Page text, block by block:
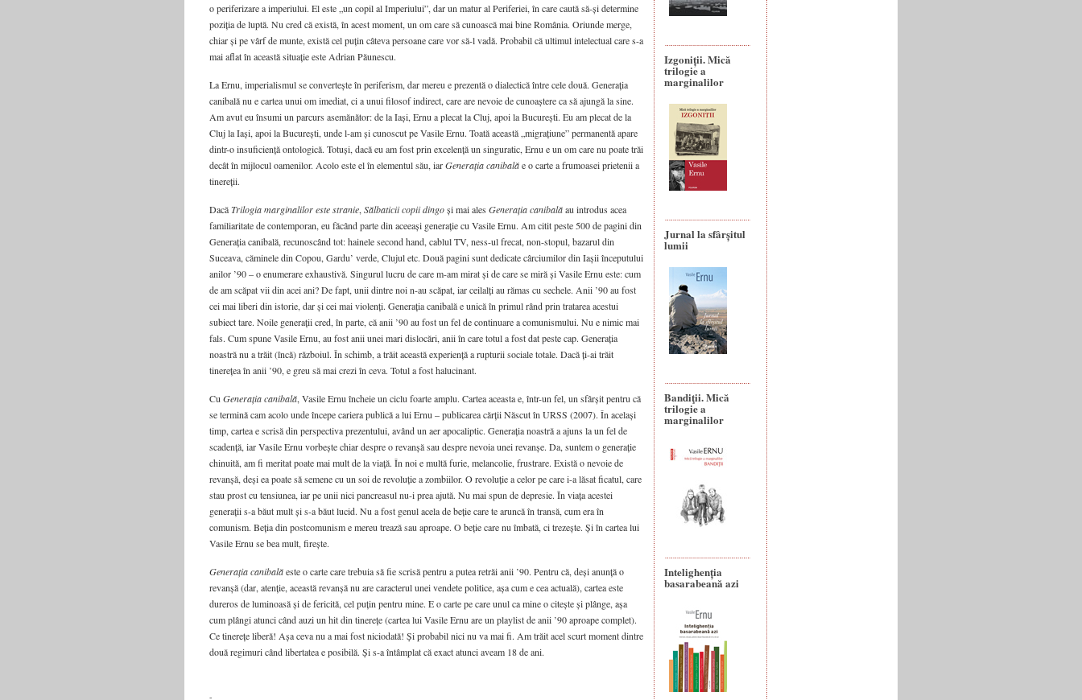
o periferizare a imperiului. El este „un copil al Imperiului”, dar un matur al Periferiei, în care caută să-și determine
poziția de luptă. Nu cred că există, în acest moment, un om care să cunoască mai bine România. Oriunde merge,
chiar și pe vârf de munte, există cel puțin câteva persoane care vor să-l vadă. Probabil că ultimul intelectual care s-a
mai aflat în această situație este Adrian Păunescu.
La Ernu, imperialismul se convertește în periferism, dar mereu e prezentă o dialectică între cele două. Generația
canibală nu e cartea unui om imediat, ci a unui filosof indirect, care are nevoie de cunoaștere ca să ajungă la sine.
Am avut eu însumi un parcurs asemănător: de la Iași, Ernu a plecat la Cluj, apoi la București. Eu am plecat de la
Cluj la Iași, apoi la București, unde l-am și cunoscut pe Vasile Ernu. Toată această „migrațiune” permanentă apare
dintr-o insuficiență ontologică. Totuși, dacă eu am fost prin excelență un singuratic, Ernu e un om care nu poate trăi
decât în mijlocul oamenilor. Acolo este el în elementul său, iarGenerația canibalăe o carte a frumoasei prietenii a
tinereții.
DacăTrilogia marginalilor este stranie,Sălbaticii copii dingoși mai ales Generația canibalăau introdus acea
familiaritate de contemporan, eu făcând parte din aceeași generație cu Vasile Ernu. Am citit peste 500 de pagini din
Generația canibală, recunoscând tot: hainele second hand, cablul TV, ness-ul frecat, non-stopul, bazarul din
Suceava, căminele din Copou, Gardu’ verde, Clujul etc. Două pagini sunt dedicate cârciumilor din Iașii începutului
anilor ’90 – o enumerare exhaustivă. Singurul lucru de care m-am mirat și de care se miră și Vasile Ernu este: cum
de am scăpat vii din acei ani? De fapt, unii dintre noi n-au scăpat, iar ceilalți au rămas cu sechele. Anii ’90 au fost
cei mai liberi din istorie, dar și cei mai violenți. Generația canibală e unică în primul rând prin tratarea acestui
subiect tare. Noile generații cred, în parte, că anii ’90 au fost un fel de continuare a comunismului. Nu e nimic mai
fals. Cum spune Vasile Ernu, au fost anii unei mari dislocări, anii în care totul a fost dat peste cap. Generația
noastră nu a trăit (încă) războiul. În schimb, a trăit această experiență a rupturii sociale totale. Dacă ți-ai trăit
tinerețea în anii ’90, e greu să mai crezi în ceva. Totul a fost halucinant.
CuGenerația canibală, Vasile Ernu încheie un ciclu foarte amplu. Cartea aceasta e, într-un fel, un sfârșit pentru că
se termină cam acolo unde începe cariera publică a lui Ernu – publicarea cărții Născut în URSS (2007). În același
timp, cartea e scrisă din perspectiva prezentului, având un aer apocaliptic. Generația noastră a ajuns la un fel de
scadență, iar Vasile Ernu vorbește chiar despre o revanșă sau despre nevoia unei revanșe. Da, suntem o generație
chinuită, am fi meritat poate mai mult de la viață. În noi e multă furie, melancolie, frustrare. Există o nevoie de
revanșă, deși ea poate să semene cu un soi de revoluție a zombiilor. O revoluție a celor pe care i-a lăsat ficatul, care
stau prost cu tensiunea, iar pe unii nici pancreasul nu-i prea ajută. Nu mai spun de depresie. În viața acestei
generații s-a băut mult și s-a băut lucid. Nu a fost genul acela de beție care te aruncă în transă, cum era în
comunism. Beția din postcomunism e mereu trează sau aproape. O beție care nu îmbată, ci trezește. Și în cartea lui
Vasile Ernu se bea mult, firește.
Generația canibalăeste o carte care trebuia să fie scrisă pentru a putea retrăi anii ’90. Pentru că, deși anunță o
revanșă (dar, atenție, această revanșă nu are caracterul unei vendete politice, așa cum e cea actuală), cartea este
dureros de luminoasă și de fericită, cel puțin pentru mine. E o carte pe care unul ca mine o citește și plânge, așa
cum plângi atunci când auzi un hit din tinerețe (cartea lui Vasile Ernu are un playlist de anii ’90 aproape complet).
Ce tinerețe liberă! Așa ceva nu a mai fost niciodată! Și probabil nici nu va mai fi. Am trăit acel scurt moment dintre
două regimuri când libertatea e posibilă. Și s-a întâmplat că exact atunci aveam 18 de ani.
-
Izgoniții. Mică
trilogie a
marginalilor
Jurnal la sfârșitul
lumii
Bandiţii. Mică
trilogie a
marginalilor
Intelighenția
basarabeană azi